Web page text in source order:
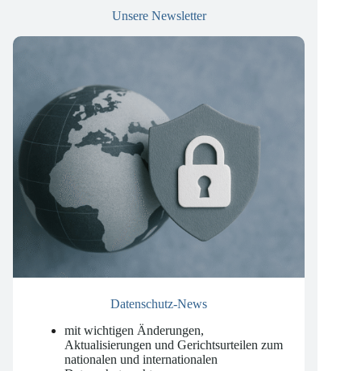
Unsere Newsletter
Datenschutz-News
mit wichtigen Änderungen,
Aktualisierungen und Gerichtsurteilen zum